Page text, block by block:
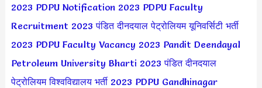
2023 PDPU Notification 2023 PDPU Faculty
Recruitment 2023 पंडित दीनदयाल पेट्रोलियम यूनिवर्सिटी भर्ती
2023 PDPU Faculty Vacancy 2023 Pandit Deendayal
Petroleum University Bharti 2023पंडित दीनदयाल
पेट्रोलियम विश्वविद्यालय भर्ती 2023 PDPU Gandhinagar